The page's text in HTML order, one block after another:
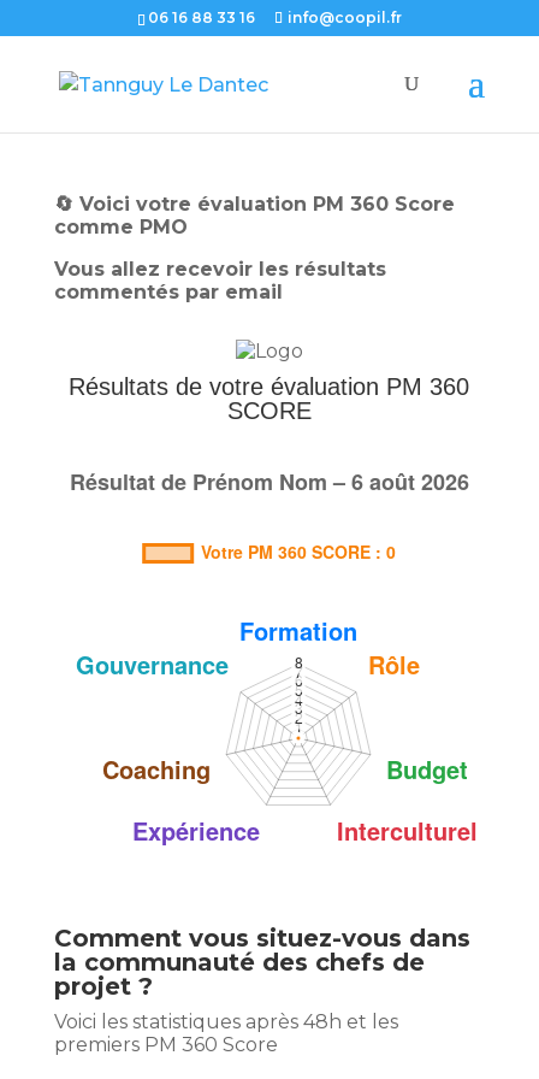
06 16 88 33 16 info@coopil.fr
🔄 Voici votre évaluation PM 360 Score
comme PMO
Vous allez recevoir les résultats
commentés par email
Résultats de votre évaluation PM 360
SCORE
Comment vous situez-vous dans
la communauté des chefs de
projet ?
Voici les statistiques après 48h et les
premiers PM 360 Score